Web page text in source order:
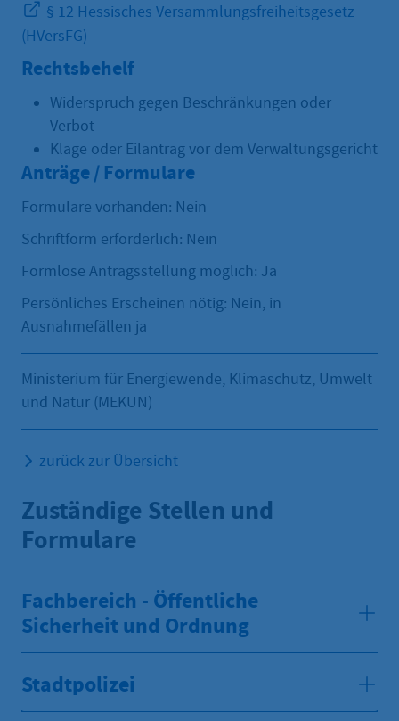
§ 12 Hessisches Versammlungsfreiheitsgesetz
(HVersFG)
Rechtsbehelf
Widerspruch gegen Beschränkungen oder
Verbot
Klage oder Eilantrag vor dem Verwaltungsgericht
Anträge / Formulare
Formulare vorhanden: Nein
Schriftform erforderlich: Nein
Formlose Antragsstellung möglich: Ja
Persönliches Erscheinen nötig: Nein, in
Ausnahmefällen ja
Ministerium für Energiewende, Klimaschutz, Umwelt
und Natur (MEKUN)
zurück zur Übersicht
Zuständige Stellen und
Formulare
Fachbereich - Öffentliche
Sicherheit und Ordnung
Stadtpolizei